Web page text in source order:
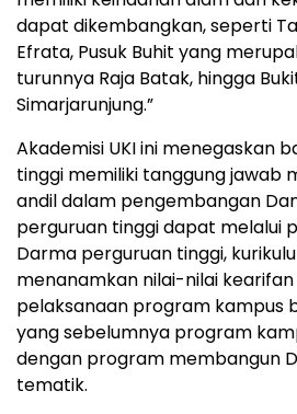
dapat dikembangkan, seperti
Efrata, Pusuk Buhit yang
turunnya Raja Batak, hingga
Simarjarunjung.”
Akademisi UKI ini menegaskan
tinggi memiliki tanggung jawab
andil dalam pengembangan
perguruan tinggi dapat melalui
Darma perguruan tinggi,
menanamkan nilai-nilai kearifan
pelaksanaan program kampus
yang sebelumnya program
dengan program membangun
tematik.